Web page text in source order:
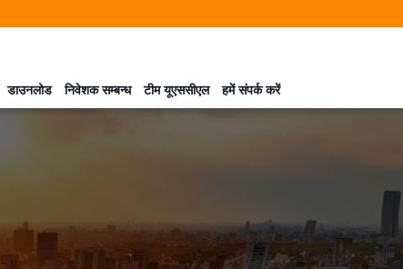
डाउनलोड निवेशक सम्बन्ध टीम यूएससीएल हमें संपर्क करें